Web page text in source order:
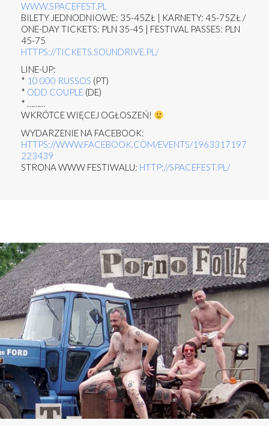
WWW.SPACEFEST.PL
BILETY JEDNODNIOWE: 35-45ZŁ | KARNETY: 45-75ZŁ /
ONE-DAY TICKETS: PLN 35-45 | FESTIVAL PASSES: PLN
45-75
HTTPS://TICKETS.SOUNDRIVE.PL/
LINE-UP:
* 10 000 RUSSOS (PT)
* ODD COUPLE (DE)
* ………
WKRÓTCE WIĘCEJ OGŁOSZEŃ!
WYDARZENIE NA FACEBOOK:
HTTPS://WWW.FACEBOOK.COM/EVENTS/1963317197
223439
STRONA WWW FESTIWALU: HTTP://SPACEFEST.PL/